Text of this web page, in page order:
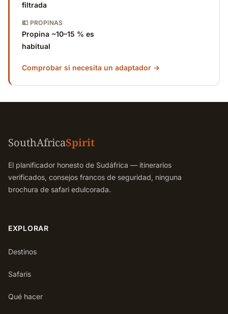
filtrada
💶 PROPINAS
Propina ~10–15 % es
habitual
Comprobar si necesita un adaptador →
SouthAfricaSpirit
El planificador honesto de Sudáfrica — itinerarios
verificados, consejos francos de seguridad, ninguna
brochura de safari edulcorada.
EXPLORAR
Destinos
Safaris
Qué hacer